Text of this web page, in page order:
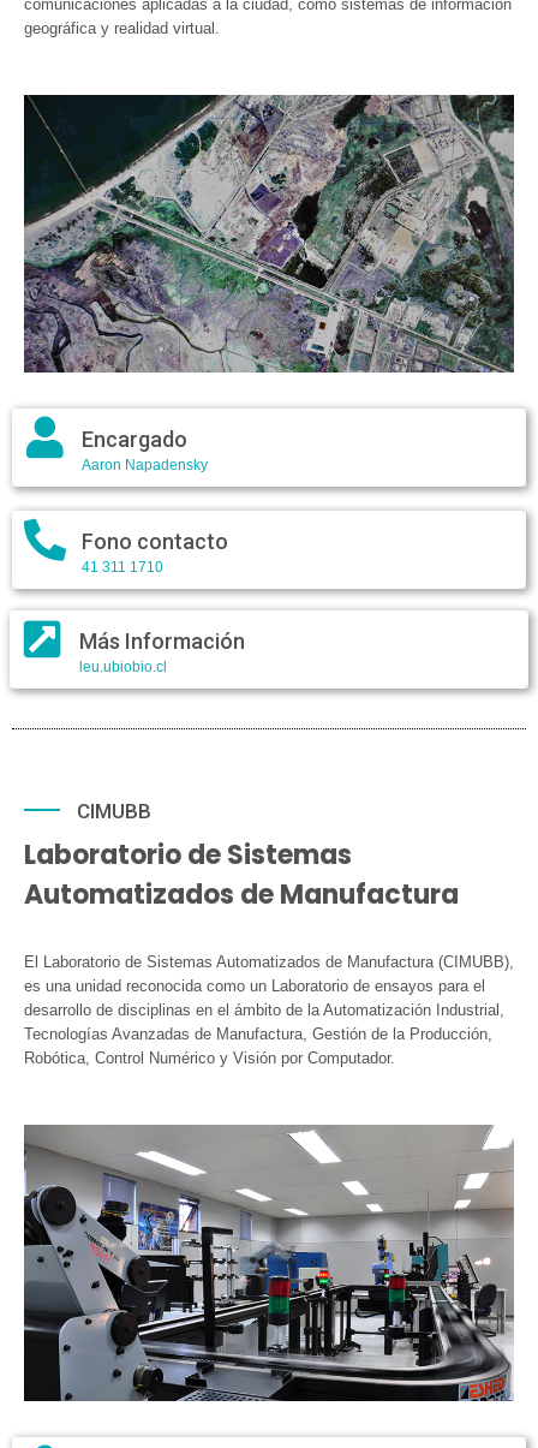
comunicaciones aplicadas a la ciudad, como sistemas de información
geográfica y realidad virtual.
Encargado
Aaron Napadensky
Fono contacto
41 311 1710
Más Información
leu.ubiobio.cl
CIMUBB
Laboratorio de Sistemas
Automatizados de Manufactura
El Laboratorio de Sistemas Automatizados de Manufactura (CIMUBB),
es una unidad reconocida como un Laboratorio de ensayos para el
desarrollo de disciplinas en el ámbito de la Automatización Industrial,
Tecnologías Avanzadas de Manufactura, Gestión de la Producción,
Robótica, Control Numérico y Visión por Computador.